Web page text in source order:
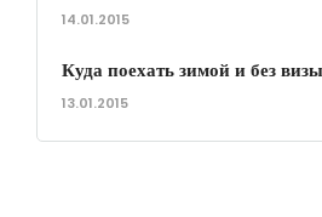
14.01.2015
Куда поехать зимой и без визы
13.01.2015